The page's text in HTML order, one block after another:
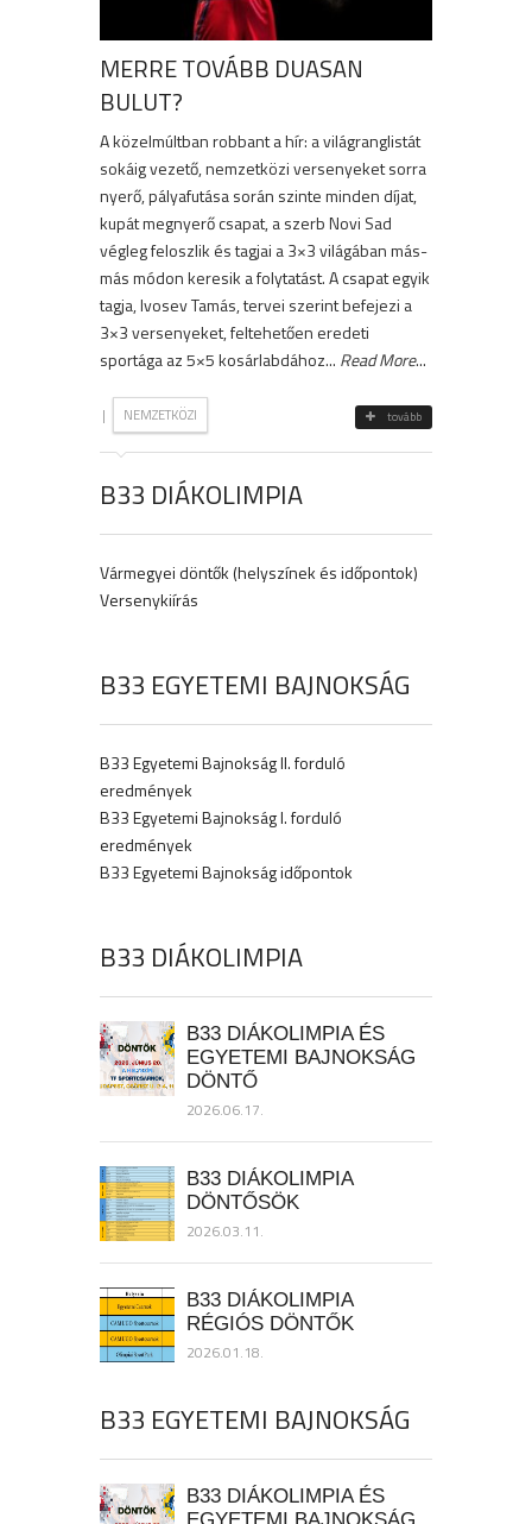
MERRE TOVÁBB DUASAN
BULUT?
A közelmúltban robbant a hír: a világranglistát
sokáig vezető, nemzetközi versenyeket sorra
nyerő, pályafutása során szinte minden díjat,
kupát megnyerő csapat, a szerb Novi Sad
végleg feloszlik és tagjai a 3×3 világában más-
más módon keresik a folytatást. A csapat egyik
tagja, Ivosev Tamás, tervei szerint befejezi a
3×3 versenyeket, feltehetően eredeti
sportága az 5×5 kosárlabdához... Read More...
| NEMZETKÖZI tovább
B33 DIÁKOLIMPIA
Vármegyei döntők (helyszínek és időpontok)
Versenykiírás
B33 EGYETEMI BAJNOKSÁG
B33 Egyetemi Bajnokság II. forduló
eredmények
B33 Egyetemi Bajnokság I. forduló
eredmények
B33 Egyetemi Bajnokság időpontok
B33 DIÁKOLIMPIA
B33 DIÁKOLIMPIA ÉS
EGYETEMI BAJNOKSÁG
DÖNTŐ
2026.06.17.
B33 DIÁKOLIMPIA
DÖNTŐSÖK
2026.03.11.
B33 DIÁKOLIMPIA
RÉGIÓS DÖNTŐK
2026.01.18.
B33 EGYETEMI BAJNOKSÁG
B33 DIÁKOLIMPIA ÉS
EGYETEMI BAJNOKSÁG